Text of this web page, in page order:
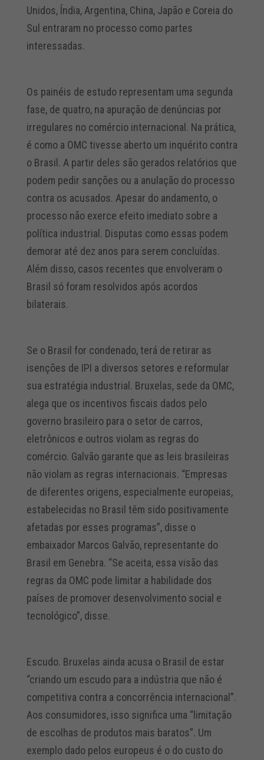
Unidos, Índia, Argentina, China, Japão e Coreia do
Sul entraram no processo como partes
interessadas.
Os painéis de estudo representam uma segunda
fase, de quatro, na apuração de denúncias por
irregulares no comércio internacional. Na prática,
é como a OMC tivesse aberto um inquérito contra
o Brasil. A partir deles são gerados relatórios que
podem pedir sanções ou a anulação do processo
contra os acusados. Apesar do andamento, o
processo não exerce efeito imediato sobre a
política industrial. Disputas como essas podem
demorar até dez anos para serem concluídas.
Além disso, casos recentes que envolveram o
Brasil só foram resolvidos após acordos
bilaterais.
Se o Brasil for condenado, terá de retirar as
isenções de IPI a diversos setores e reformular
sua estratégia industrial. Bruxelas, sede da OMC,
alega que os incentivos fiscais dados pelo
governo brasileiro para o setor de carros,
eletrônicos e outros violam as regras do
comércio. Galvão garante que as leis brasileiras
não violam as regras internacionais. “Empresas
de diferentes origens, especialmente europeias,
estabelecidas no Brasil têm sido positivamente
afetadas por esses programas”, disse o
embaixador Marcos Galvão, representante do
Brasil em Genebra. “Se aceita, essa visão das
regras da OMC pode limitar a habilidade dos
países de promover desenvolvimento social e
tecnológico”, disse.
Escudo. Bruxelas ainda acusa o Brasil de estar
“criando um escudo para a indústria que não é
competitiva contra a concorrência internacional”.
Aos consumidores, isso significa uma “limitação
de escolhas de produtos mais baratos”. Um
exemplo dado pelos europeus é o do custo do